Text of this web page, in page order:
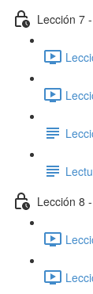
Lección 7
Lección 8